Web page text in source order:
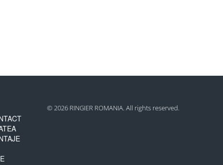
© 2026 RINGIER ROMANIA. All rights reserved.